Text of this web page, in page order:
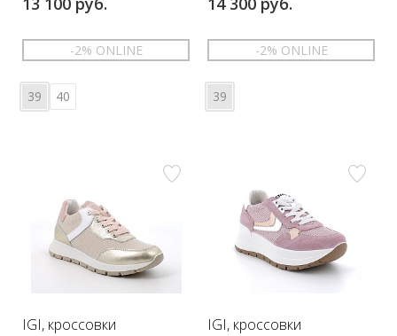
-2% ONLINE
39 40
-2% ONLINE
39
IGI, кроссовки IGI, кроссовки